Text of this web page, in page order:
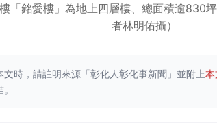
「銘愛樓」為地上四層樓、總面積逾830
者林明佑攝）
文時，請註明來源「彰化人彰化事新聞」並附上本